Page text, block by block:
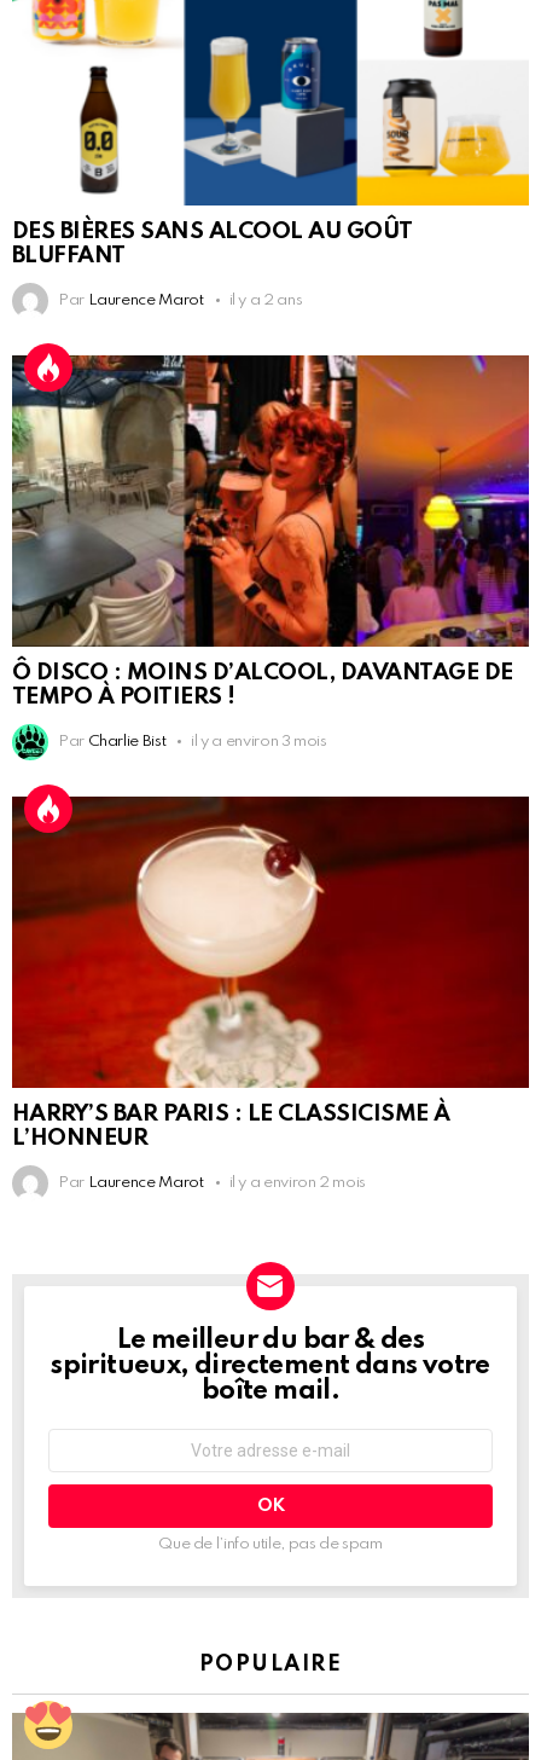
DES BIÈRES SANS ALCOOL AU GOÛT
BLUFFANT
Par Laurence Marot il y a 2 ans
Ô DISCO : MOINS D’ALCOOL, DAVANTAGE DE
TEMPO À POITIERS !
Par Charlie Bist il y a environ 3 mois
HARRY’S BAR PARIS : LE CLASSICISME À
L’HONNEUR
Par Laurence Marot il y a environ 2 mois
NEWSLETTER
Le meilleur du bar & des
spiritueux, directement dans votre
boîte mail.
mail
Que de l’info utile, pas de spam
POPULAIRE